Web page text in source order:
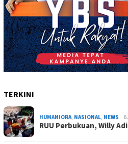
TERKINI
HUMANIORA, NASIONAL, NEWS 6
RUU Perbukuan, Willy